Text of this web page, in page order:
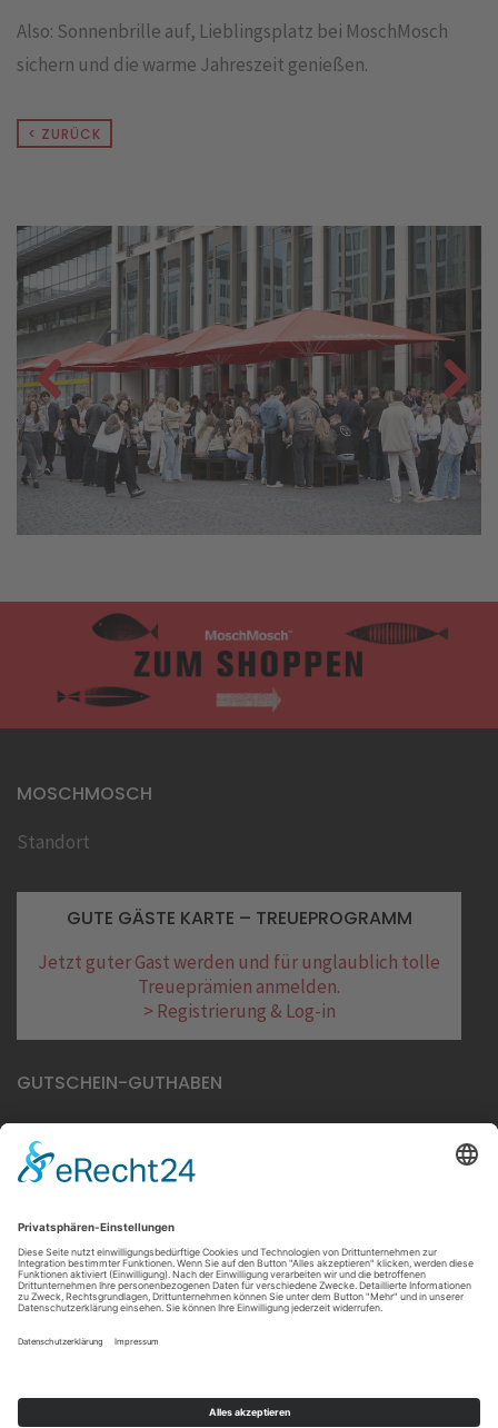
Also: Sonnenbrille auf, Lieblingsplatz bei MoschMosch
sichern und die warme Jahreszeit genießen.
< ZURÜCK
Previous Next
MOSCHMOSCH
Standort
GUTE GÄSTE KARTE – TREUEPROGRAMM
Jetzt guter Gast werden und für unglaublich tolle
Treueprämien anmelden.
> Registrierung & Log-in
GUTSCHEIN-GUTHABEN
Hier lang zur Guthabenabfrage
RECHTLICHES
Impressum
Datenschutz
Cookie-Einstellungen
Barrierefreiheitserklärung